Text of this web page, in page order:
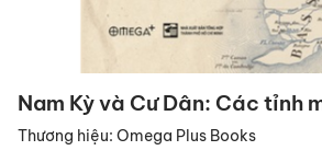
Nam Kỳ và Cư Dân: Các tỉnh
Thương hiệu: Omega Plus Books